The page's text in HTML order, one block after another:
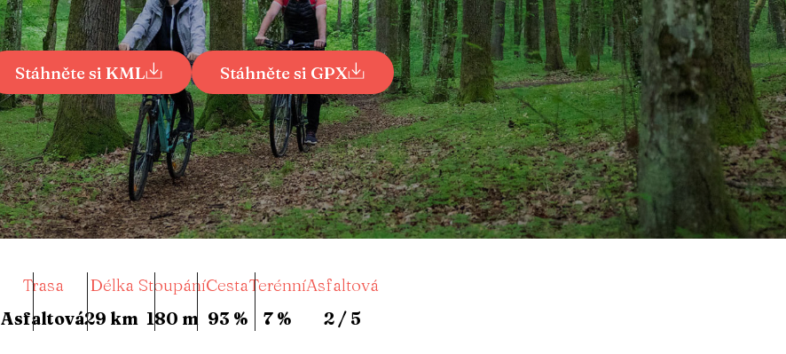
Stáhněte si KML Stáhněte si GPX
Trasa
Asfaltová
Délka
29 km
Stoupání
180 m
Cesta
93 %
Terénní
7 %
Asfaltová
2 / 5